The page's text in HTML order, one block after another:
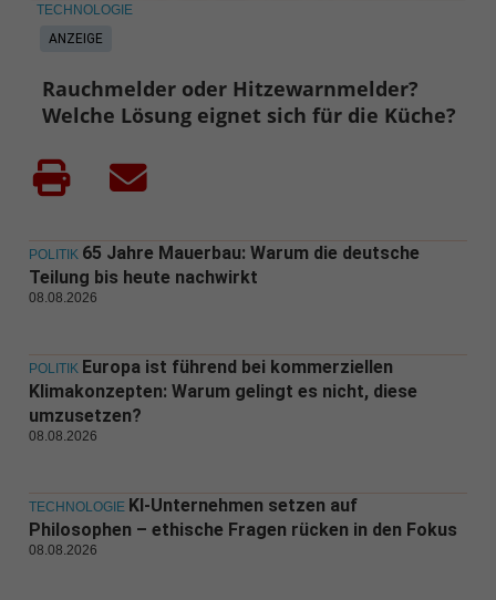
ANZEIGE
TECHNOLOGIE
Rauchmelder oder Hitzewarnmelder?
Welche Lösung eignet sich für die Küche?
POLITIK 65 Jahre Mauerbau: Warum die deutsche
Teilung bis heute nachwirkt
08.08.2026
POLITIK Europa ist führend bei kommerziellen
Klimakonzepten: Warum gelingt es nicht, diese
umzusetzen?
08.08.2026
TECHNOLOGIE KI-Unternehmen setzen auf
Philosophen – ethische Fragen rücken in den Fokus
08.08.2026